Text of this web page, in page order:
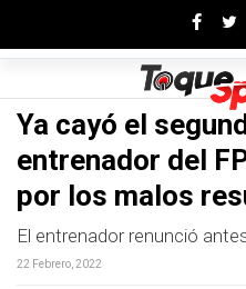
Ya cayó el
entrenador del
por los malos
El entrenador renunció
22 Febrero, 2022